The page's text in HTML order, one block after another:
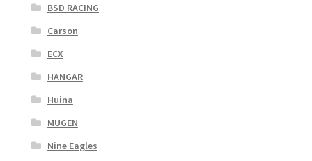
BSD RACING
Carson
ECX
HANGAR
Huina
MUGEN
Nine Eagles